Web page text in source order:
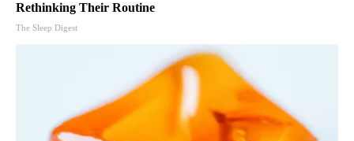
Rethinking Their Routine
The Sleep Digest